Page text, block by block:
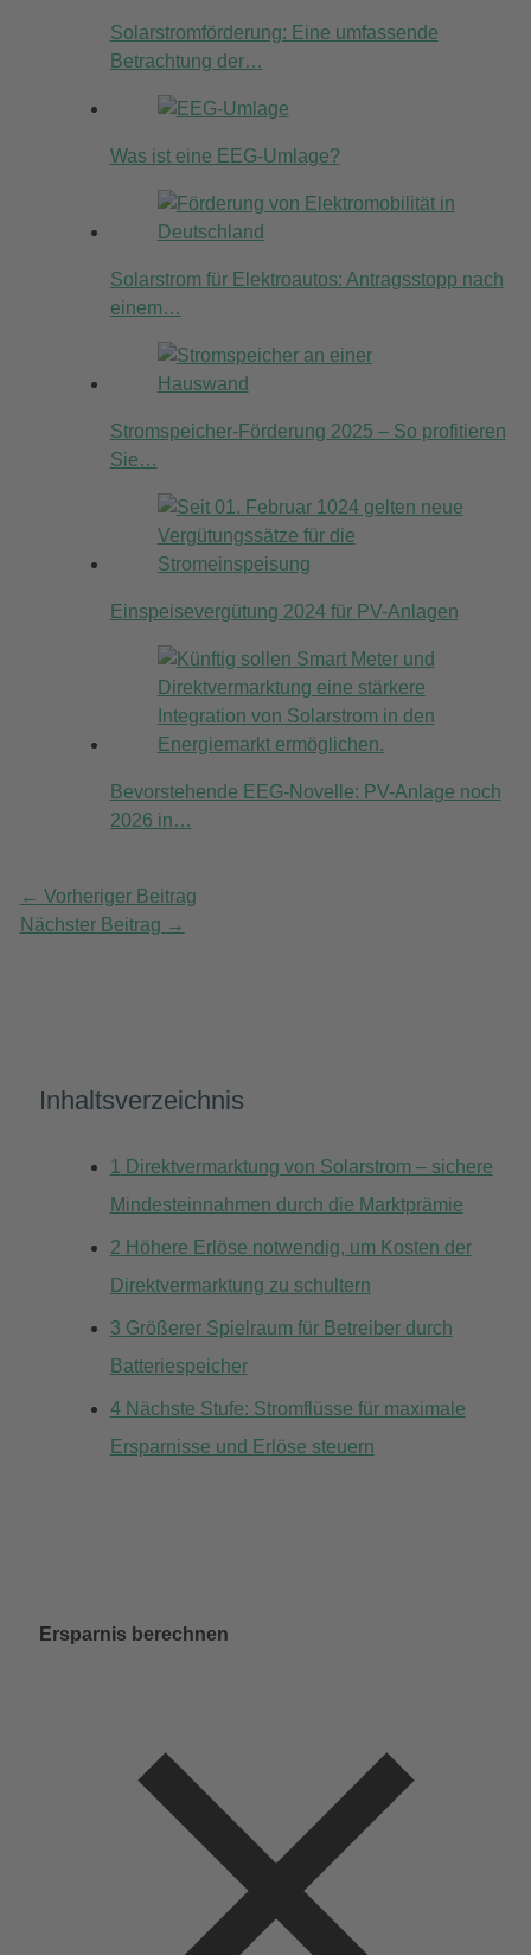
Inhaltsverzeichnis
1 Direktvermarktung von Solarstrom – sichere
Mindesteinnahmen durch die Marktprämie
2 Höhere Erlöse notwendig, um Kosten der
Direktvermarktung zu schultern
3 Größerer Spielraum für Betreiber durch
Batteriespeicher
4Nächste Stufe: Stromflüsse für maximale
Ersparnisse und Erlöse steuern
Ersparnis berechnen
Solarstromförderung: Eine umfassende
Betrachtung der…
Was ist eine EEG-Umlage?
Solarstrom für Elektroautos: Antragsstopp nach
einem…
Stromspeicher-Förderung 2025 – So profitieren
Sie…
Einspeisevergütung 2024 für PV-Anlagen
Bevorstehende EEG-Novelle: PV-Anlage noch
2026 in…
← Vorheriger Beitrag
Nächster Beitrag →